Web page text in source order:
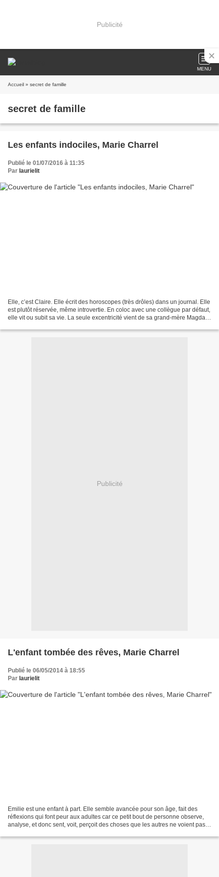
Publicité
MENU
Accueil » secret de famille
secret de famille
Les enfants indociles, Marie Charrel
Publié le 01/07/2016 à 11:35
Par laurielit
Elle, c’est Claire. Elle écrit des horoscopes (très drôles) dans un journal. Elle
est plutôt réservée, même introvertie. En coloc avec une collègue par défaut,
elle vit ou subit sa vie. La seule excentricité vient de sa grand-mère Magda.
Publicité
L'enfant tombée des rêves, Marie Charrel
Publié le 06/05/2014 à 18:55
Par laurielit
Emilie est une enfant à part. Elle semble avancée pour son âge, fait des
réflexions qui font peur aux adultes car ce petit bout de personne observe,
analyse, et donc sent, voit, perçoit des choses que les autres ne voient pas.